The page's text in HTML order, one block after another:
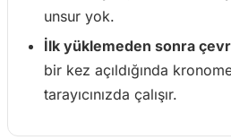
unsur yok.
İlk yüklemeden sonra
bir kez açıldığında
tarayıcınızda çalışır.